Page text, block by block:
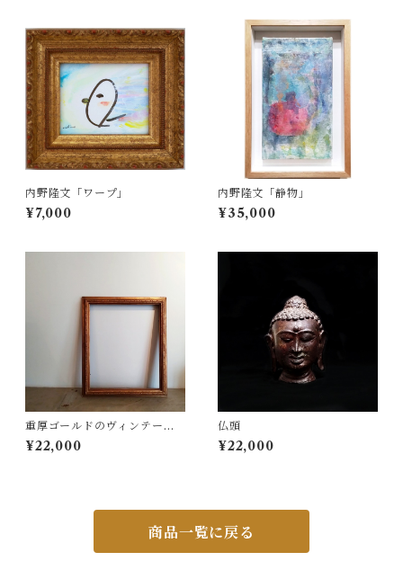
内野隆文「ワープ」
¥7,000
内野隆文「静物」
¥35,000
重厚ゴールドのヴィンテージ
油彩額
¥22,000
仏頭
¥22,000
商品一覧に戻る